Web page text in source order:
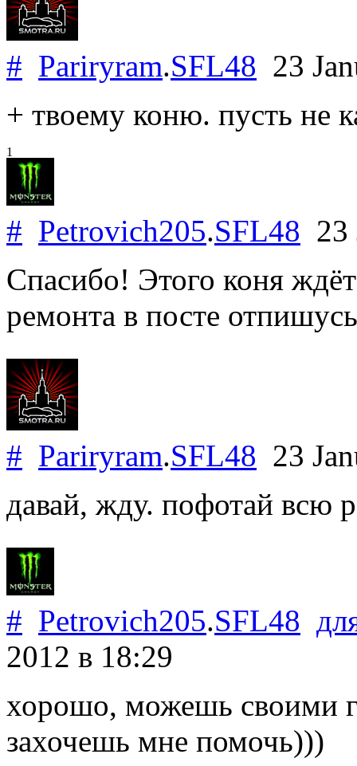
# Pariryram.SFL48 23
+ твоему коню. пусть не
1
# Petrovich205.SFL48 23
Спасибо! Этого коня
ремонта в посте
# Pariryram.SFL48 23
давай, жду. пофотай всю
# Petrovich205.SFL48
2012 в 18:29
хорошо, можешь своими
захочешь мне помочь)))